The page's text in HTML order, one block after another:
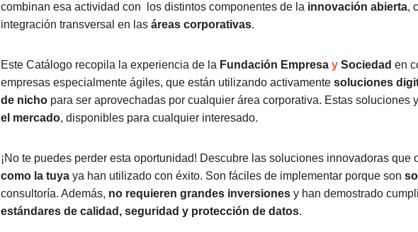
combinan esa actividad con los distintos componentes de la innovación abierta,
integración transversal en las áreas corporativas.
Este Catálogo recopila la experiencia de la Fundación Empresa y Sociedad en
empresas especialmente ágiles, que están utilizando activamente soluciones
de nicho para ser aprovechadas por cualquier área corporativa. Estas soluciones
el mercado, disponibles para cualquier interesado.
¡No te puedes perder esta oportunidad! Descubre las soluciones innovadoras que
como la tuya ya han utilizado con éxito. Son fáciles de implementar porque son
consultoría. Además, no requieren grandes inversiones y han demostrado
estándares de calidad, seguridad y protección de datos.